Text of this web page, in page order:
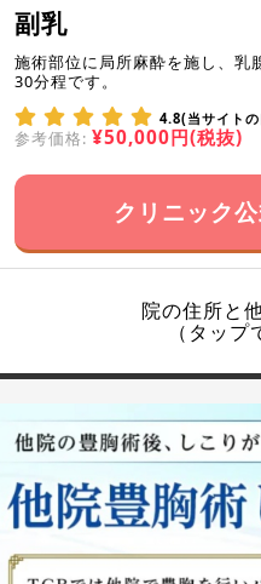
副乳
施術部位に局所麻酔を施し、乳
30分程です。
4.8(当サイト
参考価格: ¥50,000円(税抜)
クリニック
院の住所と
（タップ